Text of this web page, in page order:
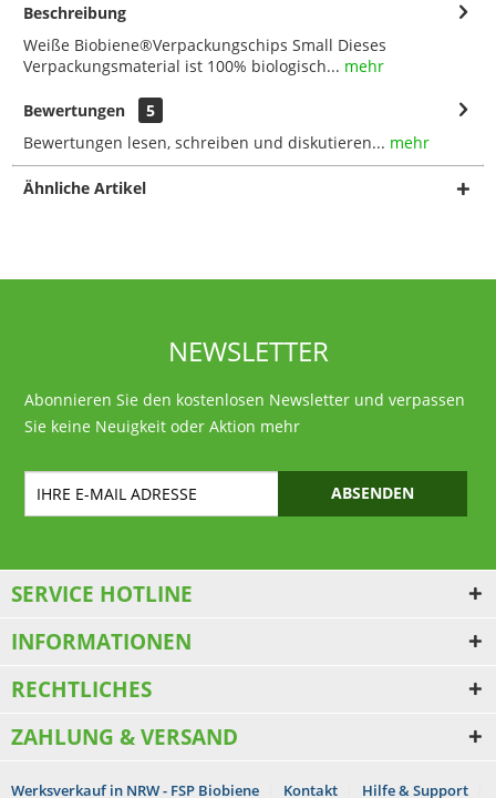
Beschreibung
Weiße Biobiene®Verpackungschips Small Dieses
Verpackungsmaterial ist 100% biologisch... mehr
Bewertungen
5
Bewertungen lesen, schreiben und diskutieren... mehr
Ähnliche Artikel
NEWSLETTER
Abonnieren Sie den kostenlosen Newsletter und verpassen
Sie keine Neuigkeit oder Aktion mehr
ABSENDEN
SERVICE HOTLINE
INFORMATIONEN
RECHTLICHES
ZAHLUNG & VERSAND
Werksverkauf in NRW - FSP Biobiene Kontakt Hilfe & Support